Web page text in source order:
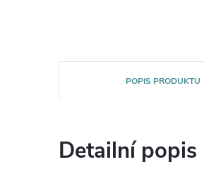
POPIS PRODUKTU
Detailní